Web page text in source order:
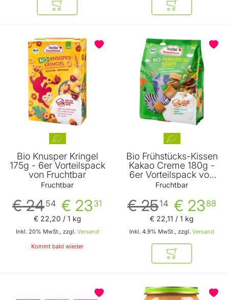
In den Warenkorb In den
Bio Knusper Kringel
175g - 6er Vorteilspack
von Fruchtbar
Fruchtbar
€ 2331
€ 2454
Inkl. 20% MwSt., zzgl. Versand
€ 22,20 / 1 kg
Kommt bald wieder
Bio Frühstücks-Kissen
Kakao Creme 180g -
6er Vorteilspack von
Fruchtbar
Fruchtbar
€ 2388
€ 2514
Inkl. 4.9% MwSt., zzgl. Versand
€ 22,11 / 1 kg
In den